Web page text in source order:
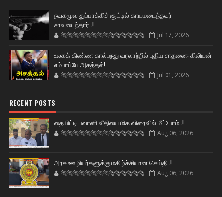
நவகமுவ துப்பாக்கிச் சூட்டில் காயமடைந்தவர்
சாவடைந்தார்..!
🐅🐅🐅🐅🐅🐅🐆🐆🐆🐆🐆🐆🐆🐆 Jul 17, 2026
உலகக் கிண்ண கால்பந்து வரலாற்றில் புதிய சாதனை: கிலியன்
எம்பாப்பே அசத்தல்!
🐅🐅🐅🐅🐅🐅🐆🐆🐆🐆🐆🐆🐆🐆 Jul 01, 2026
RECENT POSTS
தையிட்டி பவானி வீதியை மிக விரைவில் மீட்போம்..!
🐅🐅🐅🐅🐅🐅🐆🐆🐆🐆🐆🐆🐆🐆 Aug 06, 2026
அரசு ஊழியர்களுக்கு மகிழ்ச்சியான செய்தி..!
🐅🐅🐅🐅🐅🐅🐆🐆🐆🐆🐆🐆🐆🐆 Aug 06, 2026